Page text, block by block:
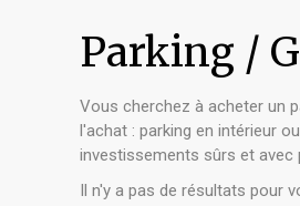
Parking /
Vous cherchez à acheter un
l'achat : parking en intérieur
investissements sûrs et avec
Il n'y a pas de résultats pour